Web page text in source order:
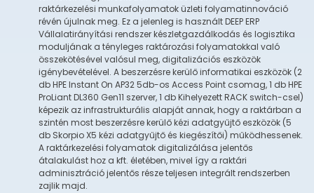
raktárkezelési munkafolyamatok üzleti folyamatinnováció
révén újulnak meg. Ez a jelenleg is használt DEEP ERP
Vállalatirányítási rendszer készletgazdálkodás és logisztika
moduljának a tényleges raktározási folyamatokkal való
összekötésével valósul meg, digitalizációs eszközök
igénybevételével. A beszerzésre kerülő informatikai eszközök (2
db HPE Instant On AP32 5db-os Access Point csomag, 1 db HPE
ProLiant DL360 Gen11 szerver, 1 db Kihelyezett RACK switch-csel)
képezik az infrastrukturális alapját annak, hogy a raktárban a
szintén most beszerzésre kerülő kézi adatgyűjtő eszközök (5
db Skorpio X5 kézi adatgyűjtő és kiegészítői) működhessenek.
A raktárkezelési folyamatok digitalizálása jelentős
átalakulást hoz a kft. életében, mivel így a raktári
adminisztráció jelentős része teljesen integrált rendszerben
zajlik majd.